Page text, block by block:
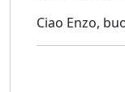
Ciao Enzo,